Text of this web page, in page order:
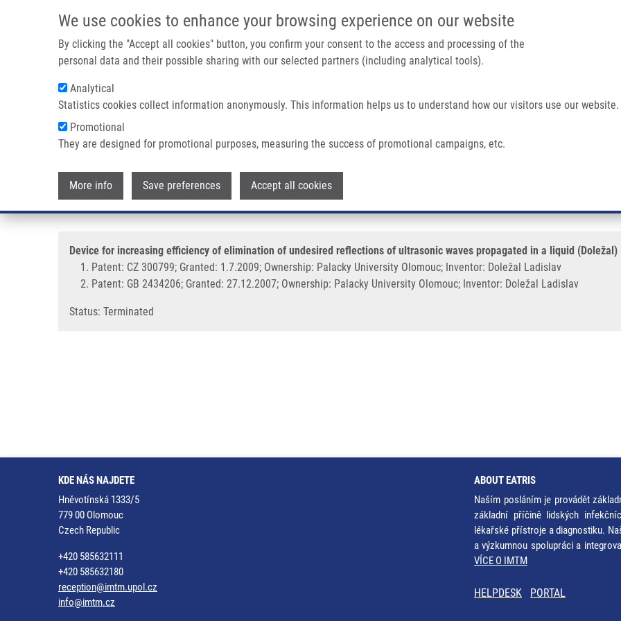
We use cookies to enhance your browsing experience on our website
By clicking the "Accept all cookies" button, you confirm your consent to the access and processing of the
personal data and their possible sharing with our selected partners (including analytical tools).
Analytical
Statistics cookies collect information anonymously. This information helps us to understand how our visitors use our website.
Promotional
They are designed for promotional purposes, measuring the success of promotional campaigns, etc.
More info Save preferences Accept all cookies
IMTM PORTÁL
Main navigation
Drobečková navigace
Domů Device For Increasing Efficiency Of Elimination Of Undesired Reflections Of Ultrasonic Waves Propagated In a Liquid (Doležal)
Device for increasing efficiency of elimination of undesired reflections of
a liquid (Doležal)
Device for increasing efficiency of elimination of undesired reflections of ultrasonic waves propagated in a liquid (Doležal)
Patent: CZ 300799; Granted: 1.7.2009; Ownership: Palacky University Olomouc; Inventor: Doležal Ladislav
Patent: GB 2434206; Granted: 27.12.2007; Ownership: Palacky University Olomouc; Inventor: Doležal Ladislav
Status: Terminated
KDE NÁS NAJDETE
Hněvotínská 1333/5
779 00 Olomouc
Czech Republic
+420 585632111
+420 585632180
reception@imtm.upol.cz
info@imtm.cz
ABOUT EATRIS
Naším posláním je provádět
základní příčině lidských
lékařské přístroje a diagnostiku.
a výzkumnou spolupráci a
VÍCE O IMTM
HELPDESK PORTAL